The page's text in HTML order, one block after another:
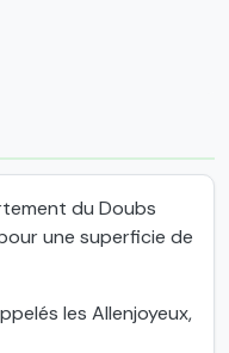
du Doubs
une superficie de
les Allenjoyeux,